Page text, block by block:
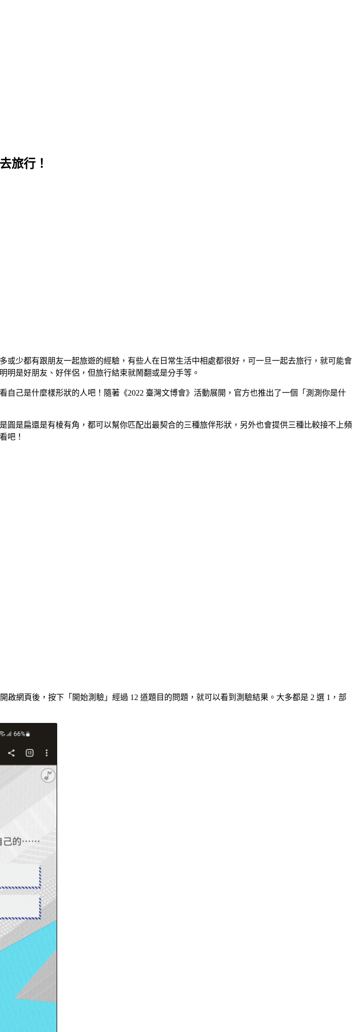
旅行！
少都有跟朋友一起旅遊的經驗，有些人在日常生活中相處都很好，可一旦一起去旅行，就可能會
是好朋友、好伴侶，但旅行結束就鬧翻或是分手等。
己是什麼樣形狀的人吧！隨著《2022 臺灣文博會》活動展開，官方也推出了一個「測測你是什
是扁還是有棱有角，都可以幫你匹配出最契合的三種旅伴形狀，另外也會提供三種比較接不上頻
吧！
網頁後，按下「開始測驗」經過 12 道題目的問題，就可以看到測驗結果。大多都是 2 選 1，部